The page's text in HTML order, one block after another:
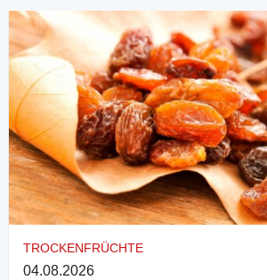
TROCKENFRÜCHTE
04.08.2026